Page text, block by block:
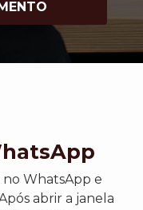
WhatsApp e
abrir a janela